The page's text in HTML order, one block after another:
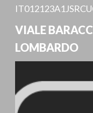
VIALE
LOMBARDO